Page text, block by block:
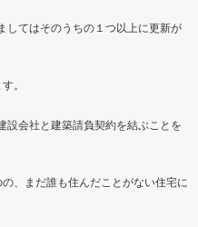
してはそのうちの１つ以上に更新が
。
設会社と建築請負契約を結ぶことを
、まだ誰も住んだことがない住宅に